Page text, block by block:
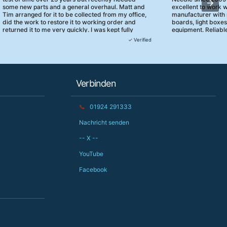
some new parts and a general overhaul. Matt and
Tim arranged for it to be collected from my office,
did the work to restore it to working order and
returned it to me very quickly. I was kept fully
informed and they turned up when they said they
✓ Verified
excellent to work
manufacturer with
boards, light
equipment.
Verbinden
📞 01924 291333
Nachricht senden
-- X --
YouTube
Facebook